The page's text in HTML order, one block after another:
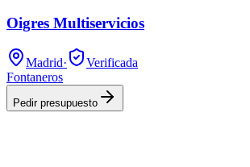
Oigres Multiservicios
Madrid·
Verificada
Fontaneros
Pedir presupuesto